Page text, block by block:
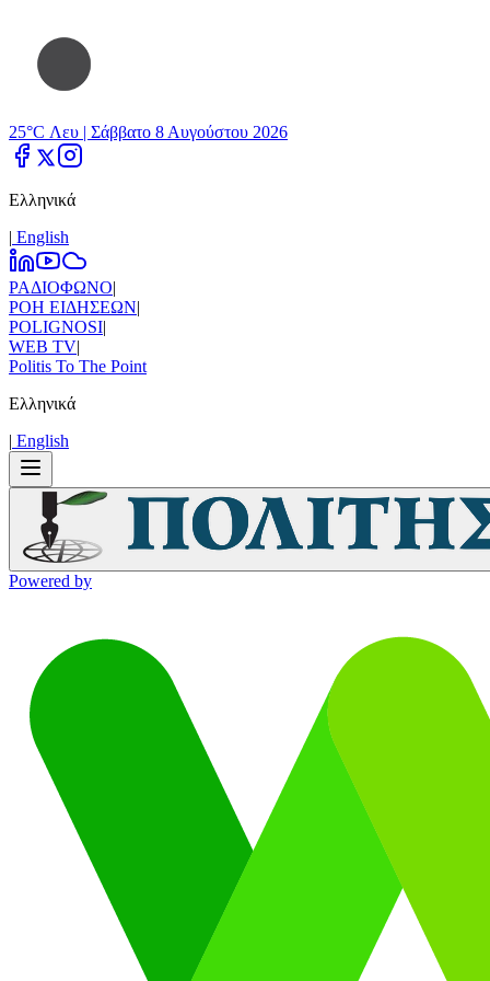
25°C Λευ | Σάββατο 8 Αυγούστου 2026
Ελληνικά
| Εnglish
ΡΑΔΙΟΦΩΝΟ|
ΡΟΗ ΕΙΔΗΣΕΩΝ|
POLIGNOSI|
WEB TV|
Politis To The Point
Ελληνικά
| Εnglish
Powered by